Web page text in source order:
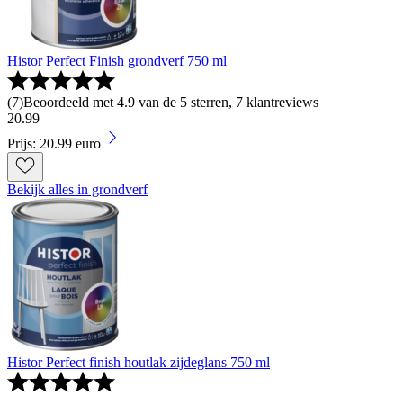
Histor Perfect Finish grondverf 750 ml
(7)Beoordeeld met 4.9 van de 5 sterren, 7 klantreviews
20.99
Prijs: 20.99 euro
Bekijk alles in grondverf
Histor Perfect finish houtlak zijdeglans 750 ml